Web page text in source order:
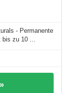
- Permanente
zu 10 ...